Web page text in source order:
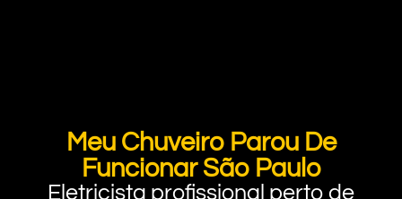
Meu Chuveiro Parou De
Funcionar São Paulo
Eletricista profissional perto de